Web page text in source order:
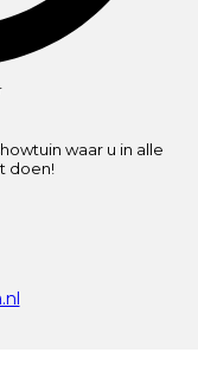
waar u in alle
doen!